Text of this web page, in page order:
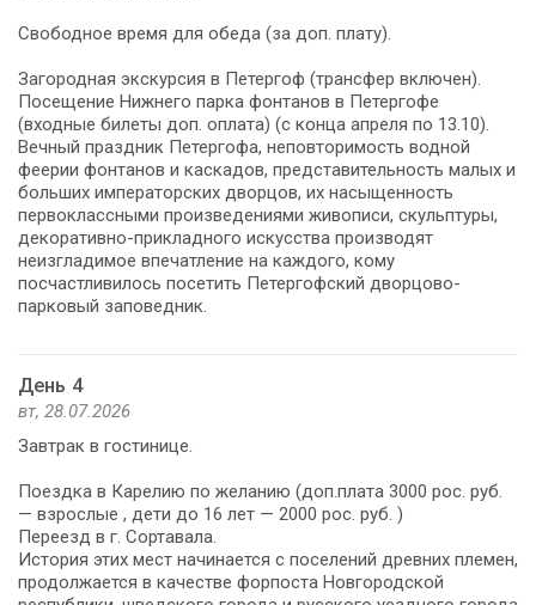
Свободное время для обеда (за доп. плату).
Загородная экскурсия в Петергоф (трансфер включен).
Посещение Нижнего парка фонтанов в Петергофе
(входные билеты доп. оплата) (с конца апреля по 13.10).
Вечный праздник Петергофа, неповторимость водной
феерии фонтанов и каскадов, представительность малых и
больших императорских дворцов, их насыщенность
первоклассными произведениями живописи, скульптуры,
декоративно-прикладного искусства производят
неизгладимое впечатление на каждого, кому
посчастливилось посетить Петергофский дворцово-
парковый заповедник.
День 4
вт, 28.07.2026
Завтрак в гостинице.
Поездка в Карелию по желанию (доп.плата 3000 рос. руб.
— взрослые , дети до 16 лет — 2000 рос. руб. )
Переезд в г. Сортавала.
История этих мест начинается с поселений древних племен,
продолжается в качестве форпоста Новгородской